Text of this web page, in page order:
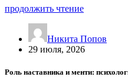
продолжить чтение
Никита Попов
29 июля, 2026
Роль наставника и менти: